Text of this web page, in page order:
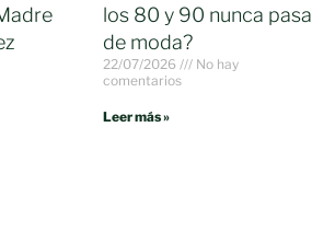
los 80 y 90 nunca pasa
de moda?
22/07/2026
No hay
comentarios
Leer más »